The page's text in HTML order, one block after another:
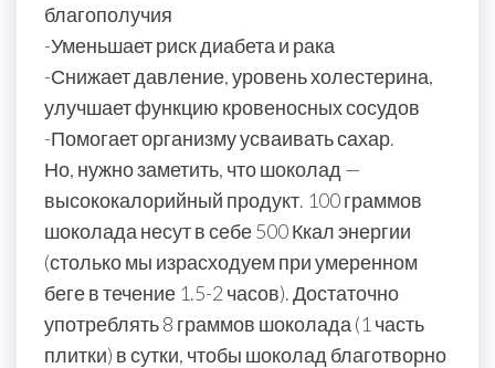
благополучия
-Уменьшает риск диабета и рака
-Снижает давление, уровень холестерина,
улучшает функцию кровеносных сосудов
-Помогает организму усваивать сахар.
Но, нужно заметить, что шоколад —
высококалорийный продукт. 100 граммов
шоколада несут в себе 500 Ккал энергии
(столько мы израсходуем при умеренном
беге в течение 1.5-2 часов). Достаточно
употреблять 8 граммов шоколада (1 часть
плитки) в сутки, чтобы шоколад благотворно